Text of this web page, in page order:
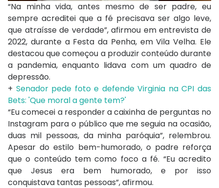
“Na minha vida, antes mesmo de ser padre, eu
sempre acreditei que a fé precisava ser algo leve,
que atraísse de verdade”, afirmou em entrevista de
2022, durante a Festa da Penha, em Vila Velha. Ele
destacou que começou a produzir conteúdo durante
a pandemia, enquanto lidava com um quadro de
depressão.
+ Senador pede foto e defende Virginia na CPI das
Bets: 'Que moral a gente tem?'
“Eu comecei a responder a caixinha de perguntas no
Instagram para o público que me seguia na ocasião,
duas mil pessoas, da minha paróquia”, relembrou.
Apesar do estilo bem-humorado, o padre reforça
que o conteúdo tem como foco a fé. “Eu acredito
que Jesus era bem humorado, e por isso
conquistava tantas pessoas”, afirmou.